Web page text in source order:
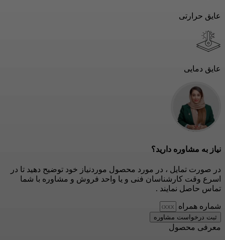
عایق حرارتی
عایق دمایی
نیاز به مشاوره دارید؟
در صورت تمایل ، در مورد محصول موردنیاز خود توضیح دهید تا در
اسرع وقت کارشناسان فنی و یا واحد فروش و مشاوره با شما
تماس حاصل نمایند .
شماره همراه
ثبت درخواست مشاوره
معرفی محصول